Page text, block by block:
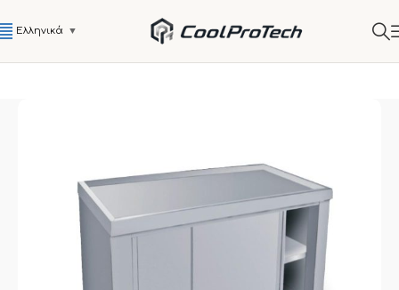
Ελληνικά ▼